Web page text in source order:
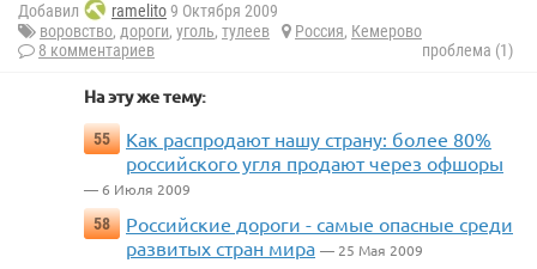
Добавил ramelito9 Октября 2009
воровство, дороги, уголь, тулеев Россия, Кемерово
8 комментариев
проблема (1)
На эту же тему:
55
Как распродают нашу страну: более 80%
российского угля продают через офшоры
— 6 Июля 2009
58
Российские дороги - самые опасные среди
развитых стран мира — 25 Мая 2009